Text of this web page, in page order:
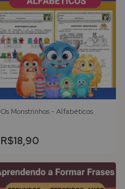
Os Monstrinhos - Alfabéticos
R$18,90